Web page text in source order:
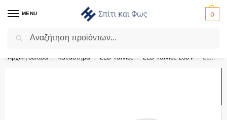
MENU 0
Flash Sale ⚡ 10% Έκπτωση με τον κωδικό ‘SPRING’!
Αρχική σελίδα / Κατάστημα / LED Ταινίες / LED Ταινίες 230V / LED Ταινία 10.5W 220V V-TAC 1050lm Αδιάβροχη IP65 Ψυχρό 6500K 10 Μέτρα – 23729